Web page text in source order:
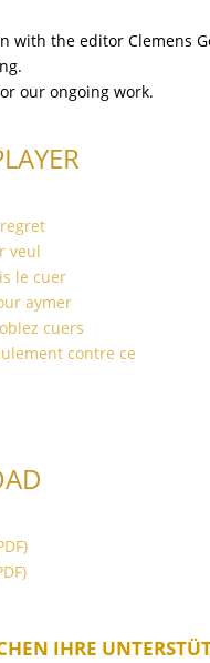
with the editor Clemens
our ongoing work.
veul
le cuer
aymer
cuers
contre ce
IHRE